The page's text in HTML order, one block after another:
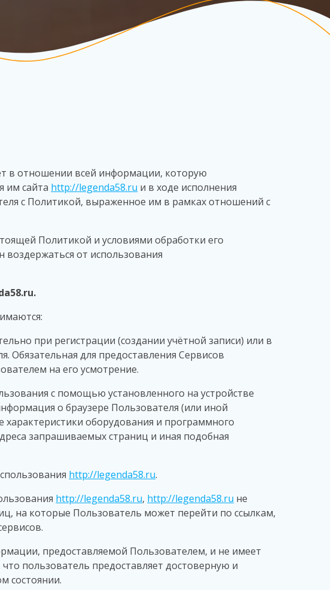
в отношении всей информации, которую
им сайта http://legenda58.ru и в ходе исполнения
с Политикой, выраженное им в рамках отношений с
Политикой и условиями обработки его
воздержаться от использования
.
при регистрации (создании учётной записи) или в
Обязательная для предоставления Сервисов
на его усмотрение.
с помощью установленного на устройстве
о браузере Пользователя (или иной
характеристики оборудования и программного
запрашиваемых страниц и иная подобная
http://legenda58.ru.
http://legenda58.ru, http://legenda58.ru не
на которые Пользователь может перейти по ссылкам,
предоставляемой Пользователем, и не имеет
что пользователь предоставляет достоверную и
состоянии.